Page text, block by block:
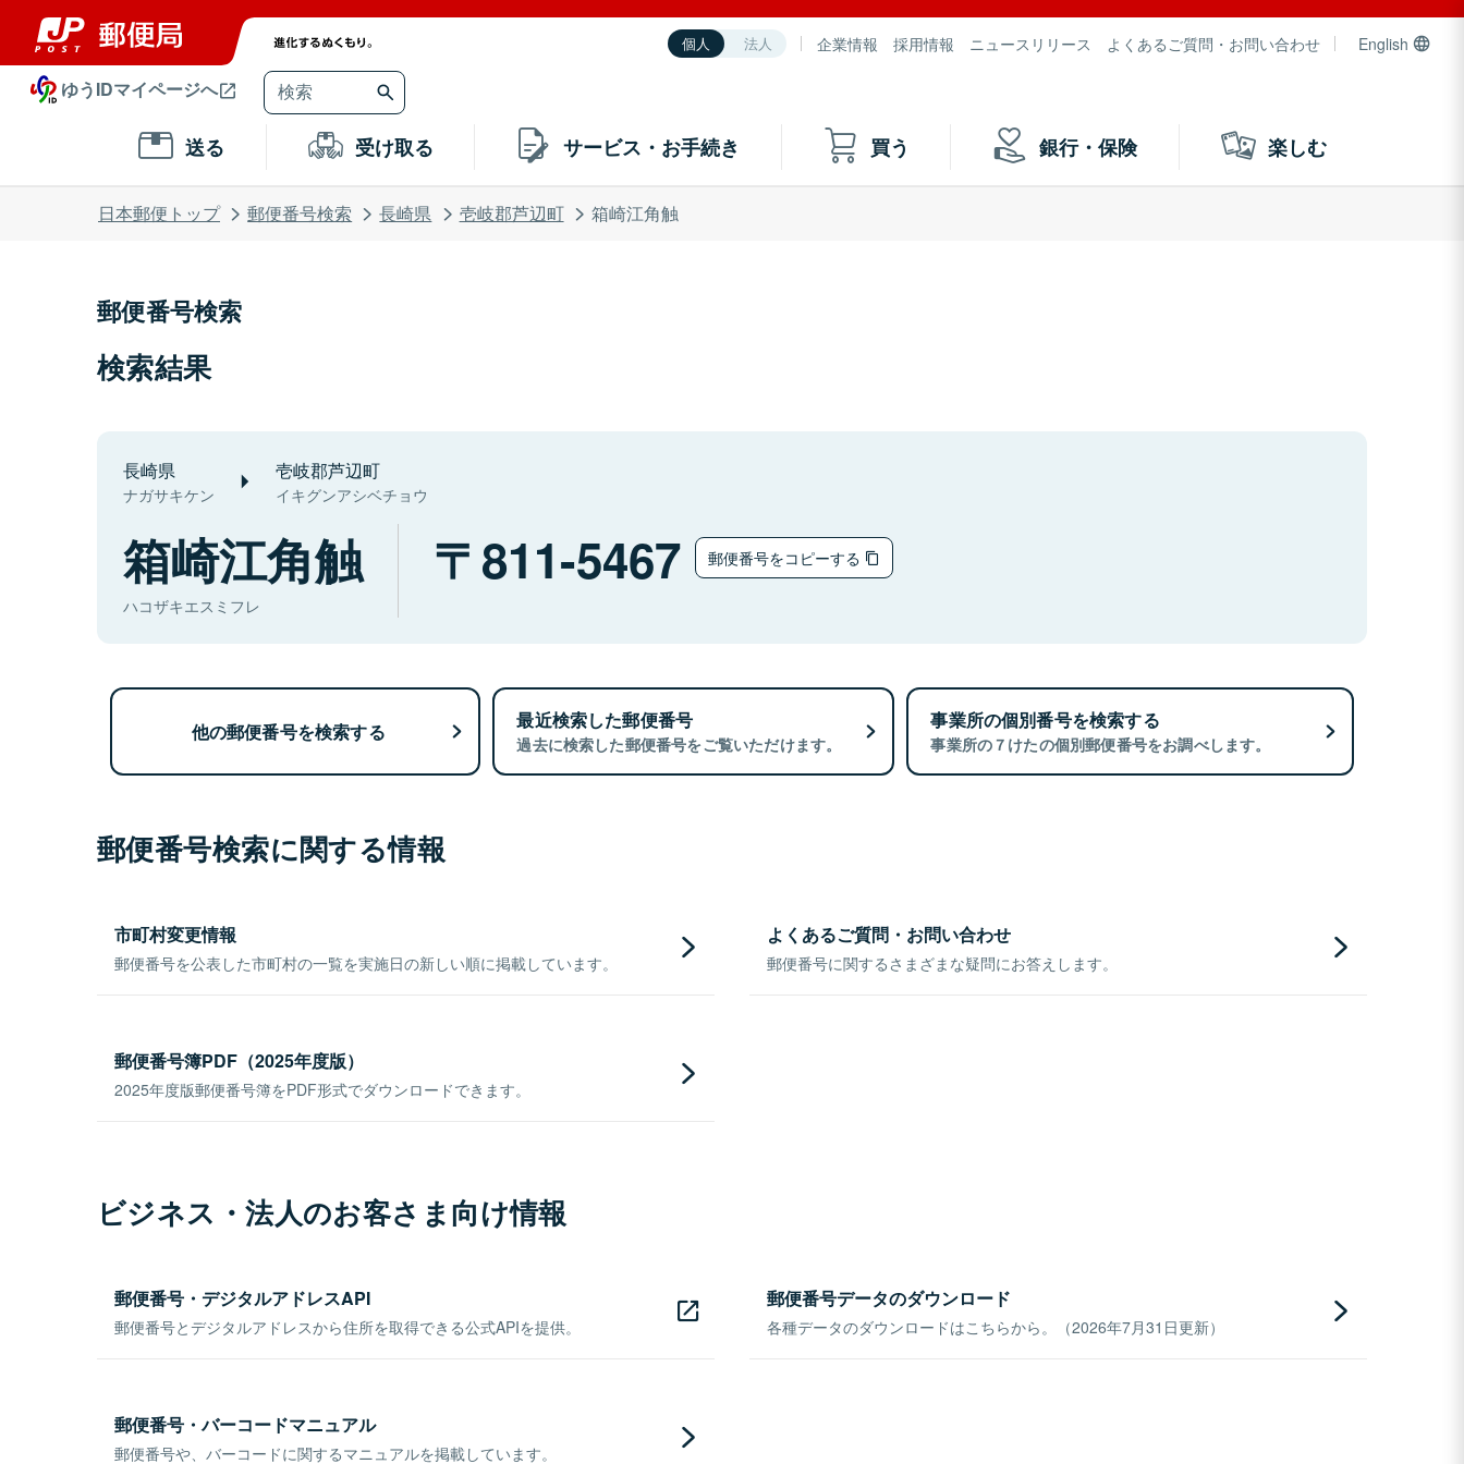
個人 法人 企業情報 採用情報 ニュースリリース よくあるご質問・お問い合わせ English
ゆうIDマイページへ
送る 受け取る サービス・お手続き 買う 銀行・保険 楽しむ
日本郵便トップ 郵便番号検索 長崎県 壱岐郡芦辺町 箱崎江角触
郵便番号検索
検索結果
長崎県
ナガサキケン
壱岐郡芦辺町
イキグンアシベチョウ
箱崎江角触
ハコザキエスミフレ
811-5467 郵便番号をコピーする
他の郵便番号を検索する 最近検索した郵便番号
過去に検索した郵便番号をご覧いただけます。
事業所の個別番号を検索する
事業所の７けたの個別郵便番号をお調べします。
郵便番号検索に関する情報
市町村変更情報
郵便番号を公表した市町村の一覧を実施日の新しい順に掲載しています。
よくあるご質問・お問い合わせ
郵便番号に関するさまざまな疑問にお答えします。
郵便番号簿PDF（2025年度版）
2025年度版郵便番号簿をPDF形式でダウンロードできます。
ビジネス・法人のお客さま向け情報
郵便番号・デジタルアドレスAPI
郵便番号とデジタルアドレスから住所を取得できる公式APIを提供。
郵便番号データのダウンロード
各種データのダウンロードはこちらから。（2026年7月31日更新）
郵便番号・バーコードマニュアル
郵便番号や、バーコードに関するマニュアルを掲載しています。